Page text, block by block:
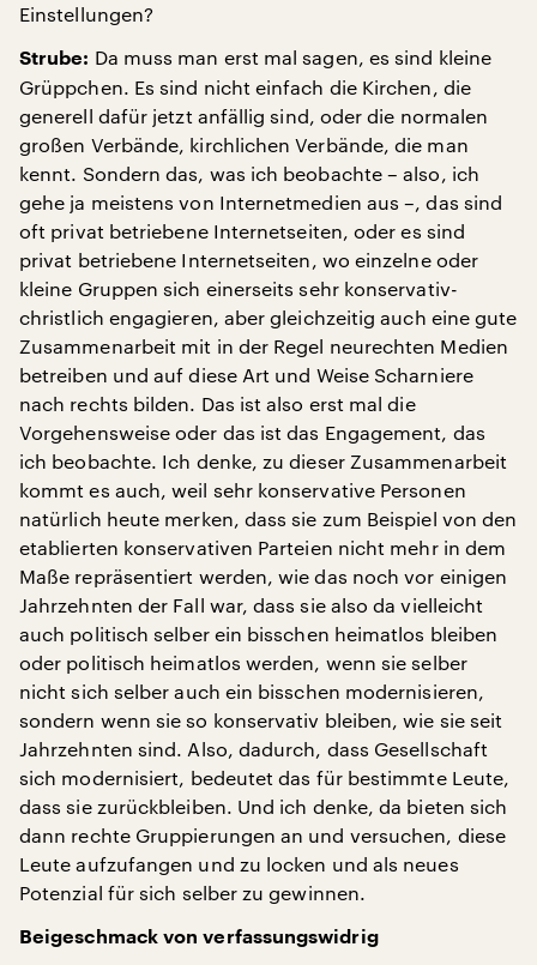
Einstellungen?
Strube: Da muss man erst mal sagen, es sind kleine
Grüppchen. Es sind nicht einfach die Kirchen, die
generell dafür jetzt anfällig sind, oder die normalen
großen Verbände, kirchlichen Verbände, die man
kennt. Sondern das, was ich beobachte – also, ich
gehe ja meistens von Internetmedien aus –, das sind
oft privat betriebene Internetseiten, oder es sind
privat betriebene Internetseiten, wo einzelne oder
kleine Gruppen sich einerseits sehr konservativ-
christlich engagieren, aber gleichzeitig auch eine gute
Zusammenarbeit mit in der Regel neurechten Medien
betreiben und auf diese Art und Weise Scharniere
nach rechts bilden. Das ist also erst mal die
Vorgehensweise oder das ist das Engagement, das
ich beobachte. Ich denke, zu dieser Zusammenarbeit
kommt es auch, weil sehr konservative Personen
natürlich heute merken, dass sie zum Beispiel von den
etablierten konservativen Parteien nicht mehr in dem
Maße repräsentiert werden, wie das noch vor einigen
Jahrzehnten der Fall war, dass sie also da vielleicht
auch politisch selber ein bisschen heimatlos bleiben
oder politisch heimatlos werden, wenn sie selber
nicht sich selber auch ein bisschen modernisieren,
sondern wenn sie so konservativ bleiben, wie sie seit
Jahrzehnten sind. Also, dadurch, dass Gesellschaft
sich modernisiert, bedeutet das für bestimmte Leute,
dass sie zurückbleiben. Und ich denke, da bieten sich
dann rechte Gruppierungen an und versuchen, diese
Leute aufzufangen und zu locken und als neues
Potenzial für sich selber zu gewinnen.
Beigeschmack von verfassungswidrig